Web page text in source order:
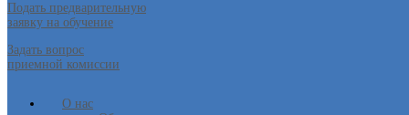
Подать предварительную
заявку на обучение
Задать вопрос
приемной комиссии
О нас